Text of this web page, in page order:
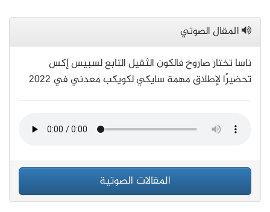
المقال الصوتي
ناسا تختار صاروخ فالكون الثقيل التابع لسبيس إكس
تحضيرًا لإطلاق مهمة سايكي لكويكب معدني في 2022
المقالات الصوتية